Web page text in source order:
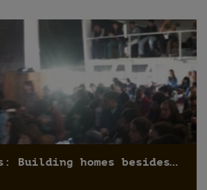
Aibo’s turns: Building homes besides houses